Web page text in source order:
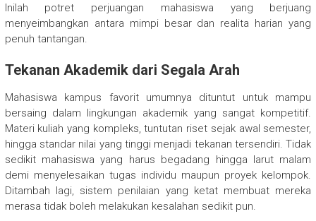
Inilah potret perjuangan mahasiswa yang berjuang
menyeimbangkan antara mimpi besar dan realita harian yang
penuh tantangan.
Tekanan Akademik dari Segala Arah
Mahasiswa kampus favorit umumnya dituntut untuk mampu
bersaing dalam lingkungan akademik yang sangat kompetitif.
Materi kuliah yang kompleks, tuntutan riset sejak awal semester,
hingga standar nilai yang tinggi menjadi tekanan tersendiri. Tidak
sedikit mahasiswa yang harus begadang hingga larut malam
demi menyelesaikan tugas individu maupun proyek kelompok.
Ditambah lagi, sistem penilaian yang ketat membuat mereka
merasa tidak boleh melakukan kesalahan sedikit pun.